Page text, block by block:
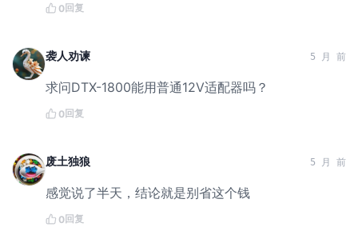
0回复
袭人劝谏 5 月 前
求问DTX-1800能用普通12V适配器吗？
0回复
废土独狼 5 月 前
感觉说了半天，结论就是别省这个钱
0回复